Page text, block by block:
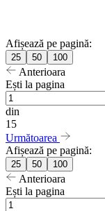
Afișează pe pagină:
25 50 100
Anterioara
Ești la pagina
din
15
Următoarea
Afișează pe pagină:
25 50 100
Anterioara
Ești la pagina